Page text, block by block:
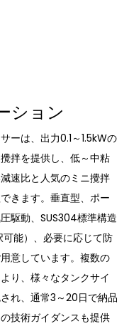
ション
ーは、出力0.1～1.5kWの
拌を提供し、低～中粘
速比と人気のミニ攪拌
きます。垂直型、ポー
駆動、SUS304標準構造
可能）、必要に応じて防
意しています。複数の
り、様々なタンクサイ
れ、通常3～20日で納品
技術ガイダンスも提供